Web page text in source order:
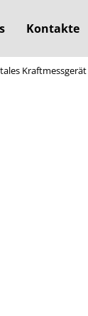
Kontakte
Kraftmessgerät